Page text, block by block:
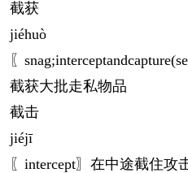
截获
jiéhuò
〖
截获大批走私物品
截击
jiéjī
〖intercept〗在中途截住攻